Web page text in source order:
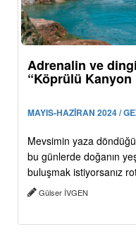
Adrenalin ve
“Köprülü Kanyon
MAYIS-HAZİRAN 2024 /
Mevsimin yaza
bu günlerde doğanın
buluşmak istiyorsanız
Gülser İVGEN